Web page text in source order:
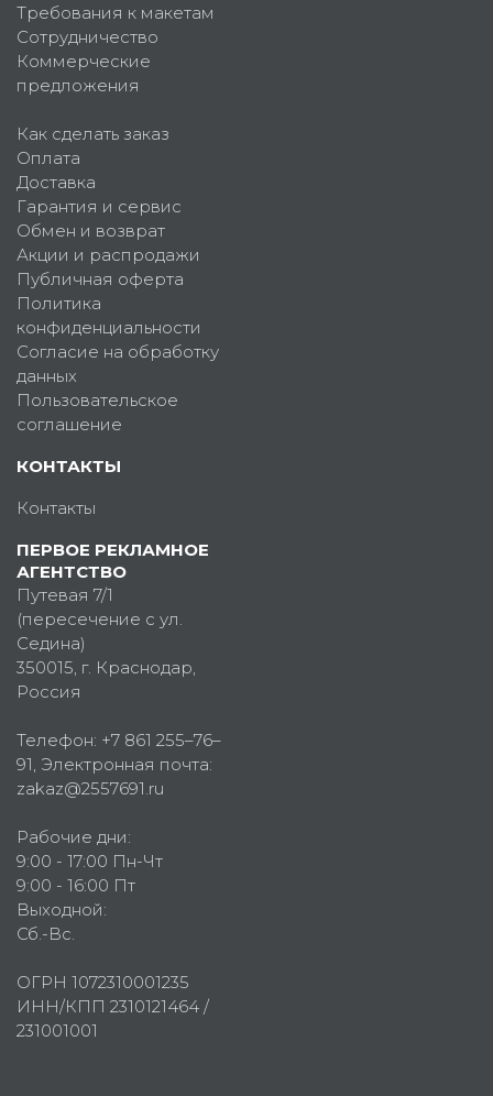
Требования к макетам
Сотрудничество
Коммерческие
предложения
Как сделать заказ
Оплата
Доставка
Гарантия и сервис
Обмен и возврат
Акции и распродажи
Публичная оферта
Политика
конфиденциальности
Согласие на обработку
данных
Пользовательское
соглашение
КОНТАКТЫ
Контакты
ПЕРВОЕ РЕКЛАМНОЕ
АГЕНТСТВО
Путевая 7/1
(пересечение с ул.
Седина)
350015 , г. Краснодар,
Россия
Телефон: +7 861 255–76–
91 , Электронная почта:
zakaz@2557691.ru
Рабочие дни:
9:00 - 17:00 Пн-Чт
9:00 - 16:00 Пт
Выходной:
Сб.-Вс.
ОГРН 1072310001235
ИНН/КПП 2310121464 /
231001001